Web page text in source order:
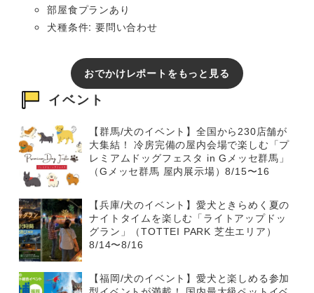
部屋食プランあり
犬種条件: 要問い合わせ
おでかけレポートをもっと見る
イベント
【群馬/犬のイベント】全国から230店舗が
大集結！ 冷房完備の屋内会場で楽しむ「プ
レミアムドッグフェスタ in Gメッセ群馬」
（Gメッセ群馬 屋内展示場）8/15〜16
【兵庫/犬のイベント】愛犬ときらめく夏の
ナイトタイムを楽しむ「ライトアップドッ
グラン」（TOTTEI PARK 芝生エリア）
8/14〜8/16
【福岡/犬のイベント】愛犬と楽しめる参加